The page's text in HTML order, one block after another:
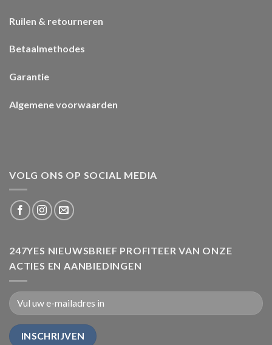
Ruilen & retourneren
Betaalmethodes
Garantie
Algemene voorwaarden
VOLG ONS OP SOCIAL MEDIA
247YES NIEUWSBRIEF PROFITEER VAN ONZE
ACTIES EN AANBIEDINGEN